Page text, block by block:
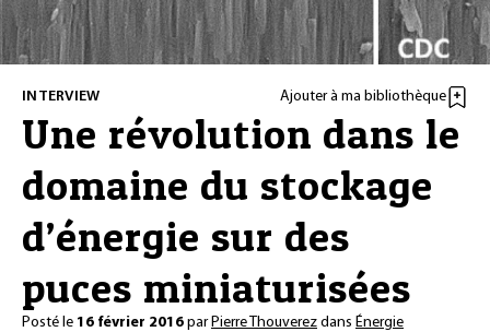
INTERVIEW Ajouter à ma bibliothèque
Une révolution dans le
domaine du stockage
d’énergie sur des
puces miniaturisées
Posté le 16 février 2016 par Pierre Thouverez dans Énergie